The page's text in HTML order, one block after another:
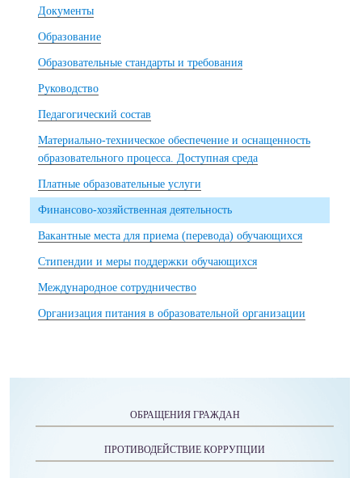
Документы
Образование
Образовательные стандарты и требования
Руководство
Педагогический состав
Материально-техническое обеспечение и оснащенность
образовательного процесса. Доступная среда
Платные образовательные услуги
Финансово-хозяйственная деятельность
Вакантные места для приема (перевода) обучающихся
Стипендии и меры поддержки обучающихся
Международное сотрудничество
Организация питания в образовательной организации
ОБРАЩЕНИЯ ГРАЖДАН
ПРОТИВОДЕЙСТВИЕ КОРРУПЦИИ